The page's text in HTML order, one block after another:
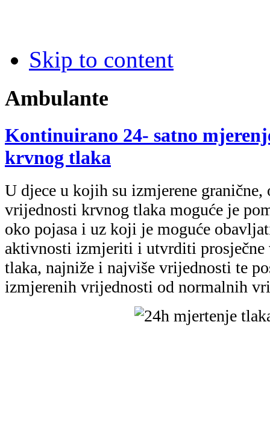
Skip to content
Ambulante
Kontinuirano 24- satno
krvnog tlaka
U djece u kojih su izmjerene
vrijednosti krvnog tlaka moguće je
oko pojasa i uz koji je moguće
aktivnosti izmjeriti i utvrditi
tlaka, najniže i najviše vrijednosti te
izmjerenih vrijednosti od normalnih